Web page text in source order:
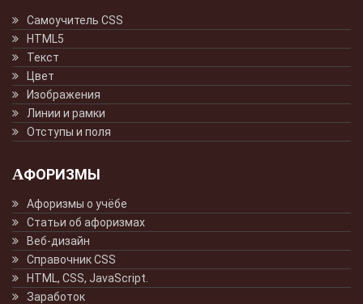
Самоучитель CSS
HTML5
Текст
Цвет
Изображения
Линии и рамки
Отступы и поля
АФОРИЗМЫ
Афоризмы о учёбе
Статьи об афоризмах
Веб-дизайн
Справочник CSS
HTML, CSS, JavaScript.
Заработок